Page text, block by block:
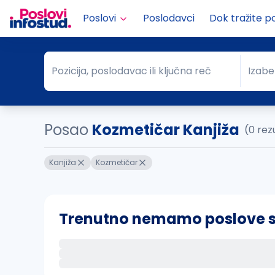
Poslovi Poslodavci Dok tražite
Pozicija, poslodavac ili ključna reč
Pozicija, poslodavac ili ključna reč Grad
Posao Kozmetičar Kanjiža (0
Kanjiža Kozmetičar
Trenutno nemamo poslove